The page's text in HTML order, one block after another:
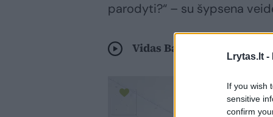
Lrytas.lt -
If you wish
sensitive
confirm
parodyti?“ – su šypsena
Vidas Bareikis pagaliau